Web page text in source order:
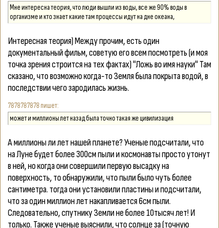
Мне интересна теория, что люди вышли из воды, все же 90% воды в
организме и кто знает какие там процессы идут на дне океана,
Интересная теория) Между прочим, есть один
документальный фильм, советую его всем посмотреть (и моя
точка зрения строится на тех фактах)"Ложь во имя науки"Там
сказано, что возможно когда-то Земля была покрыта водой, в
последствии чего зародилась жизнь.
7878787878
может и миллионы лет назад была точно такая же цивилизация
А миллионы ли лет нашей планете? Ученые подсчитали, что
на Луне будет более 300см пыли и космонавты просто утонут
в ней, но когда они совершили первую высадку на
поверхность, то обнаружили, что пыли было чуть более
сантиметра. тогда они установили пластины и подсчитали,
что за один миллион лет накапливается 6см пыли.
Следовательно, спутнику Земли не более 10тысяч лет! И
только. Также ученые выяснили, что солнце за (точную